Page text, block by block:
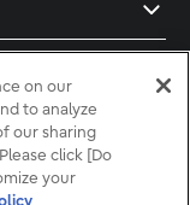
on our
to analyze
our sharing
click [Do
your